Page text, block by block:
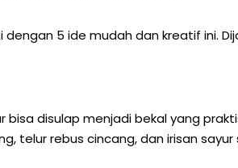
5 ide mudah dan kreatif ini.
disulap menjadi bekal yang
telur rebus cincang, dan irisan